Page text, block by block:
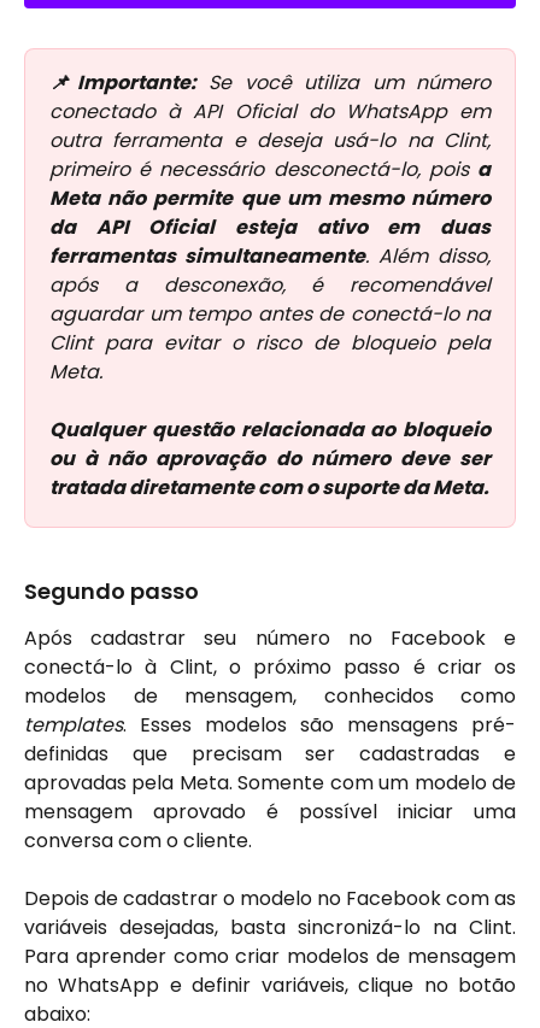
📌Importante:Se você utiliza um número
conectado à API Oficial do WhatsApp em
outra ferramenta e deseja usá-lo na Clint,
primeiro é necessário desconectá-lo, pois a
Meta não permite que um mesmo número
da API Oficial esteja ativo em duas
ferramentas simultaneamente. Além disso,
após a desconexão, é recomendável
aguardar um tempo antes de conectá-lo na
Clint para evitar o risco de bloqueio pela
Meta.
Qualquer questão relacionada ao bloqueio
ou à não aprovação do número deve ser
tratada diretamente com o suporte da Meta.
Segundo passo
Após cadastrar seu número no Facebook e
conectá-lo à Clint, o próximo passo é criar os
modelos de mensagem, conhecidos como
templates. Esses modelos são mensagens pré-
definidas que precisam ser cadastradas e
aprovadas pela Meta. Somente com um modelo de
mensagem aprovado é possível iniciar uma
conversa com o cliente.
Depois de cadastrar o modelo no Facebook com as
variáveis desejadas, basta sincronizá-lo na Clint.
Para aprender como criar modelos de mensagem
no WhatsApp e definir variáveis, clique no botão
abaixo: